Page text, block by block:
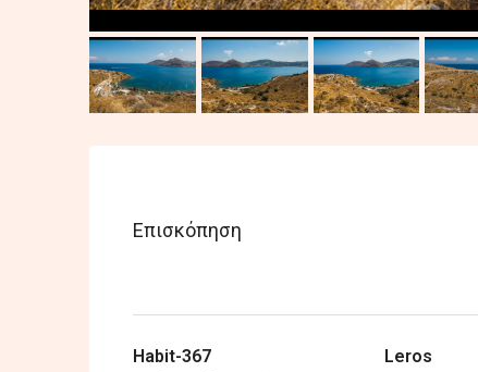
Επισκόπηση
Habit-367 Leros